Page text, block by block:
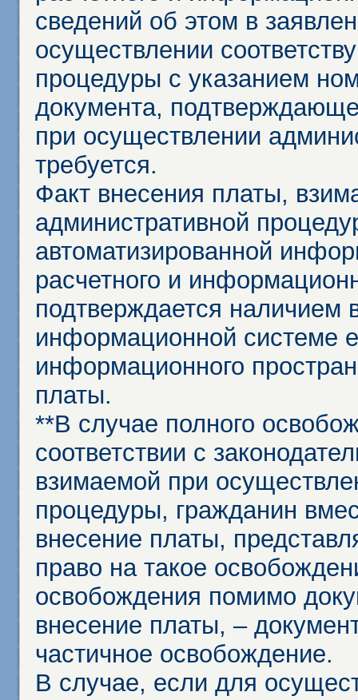
сведений об этом в
осуществлении
процедуры с указанием
документа,
при осуществлении
требуется.
Факт внесения платы,
административной
автоматизированной
расчетного и
подтверждается наличием
информационной системе
информационного
платы.
**В случае полного
соответствии с
взимаемой при
процедуры, гражданин
внесение платы,
право на такое
освобождения помимо
внесение платы, –
частичное освобождение.
В случае, если для